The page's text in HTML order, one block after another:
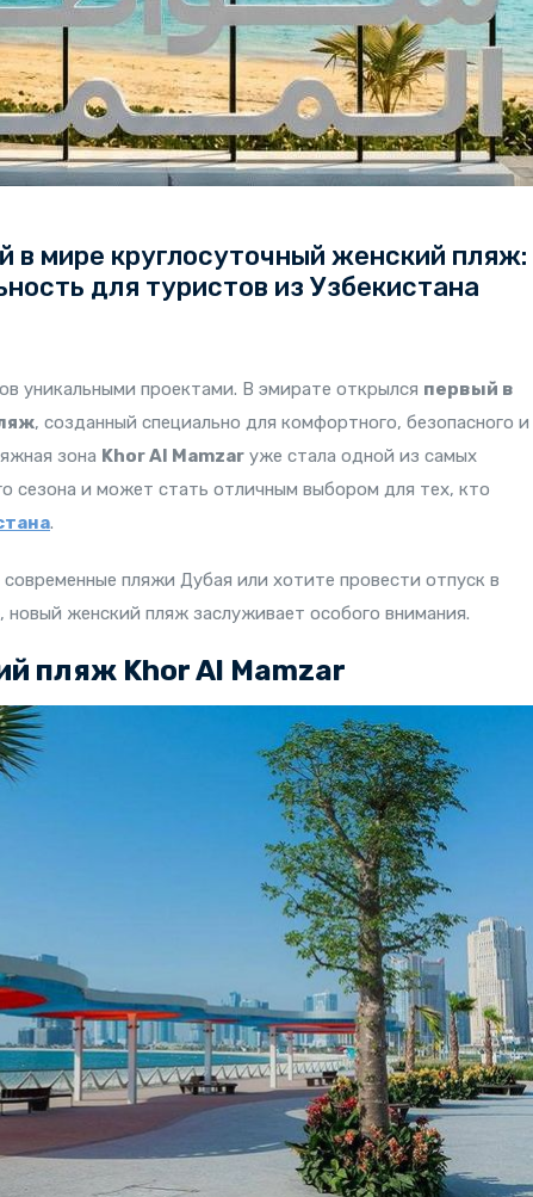
в мире круглосуточный женский пляж:
для туристов из Узбекистана
уникальными проектами. В эмирате открылся первый в
, созданный специально для комфортного, безопасного и
зона Khor Al Mamzar уже стала одной из самых
сезона и может стать отличным выбором для тех, кто
.
пляжи Дубая или хотите провести отпуск в
женский пляж заслуживает особого внимания.
пляж Khor Al Mamzar